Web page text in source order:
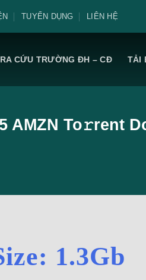
TUYỂN DỤNG LIÊN HỆ
CỨU TRƯỜNG ĐH – CĐ TẢI
AMZN To𝚛rent
1.3Gb